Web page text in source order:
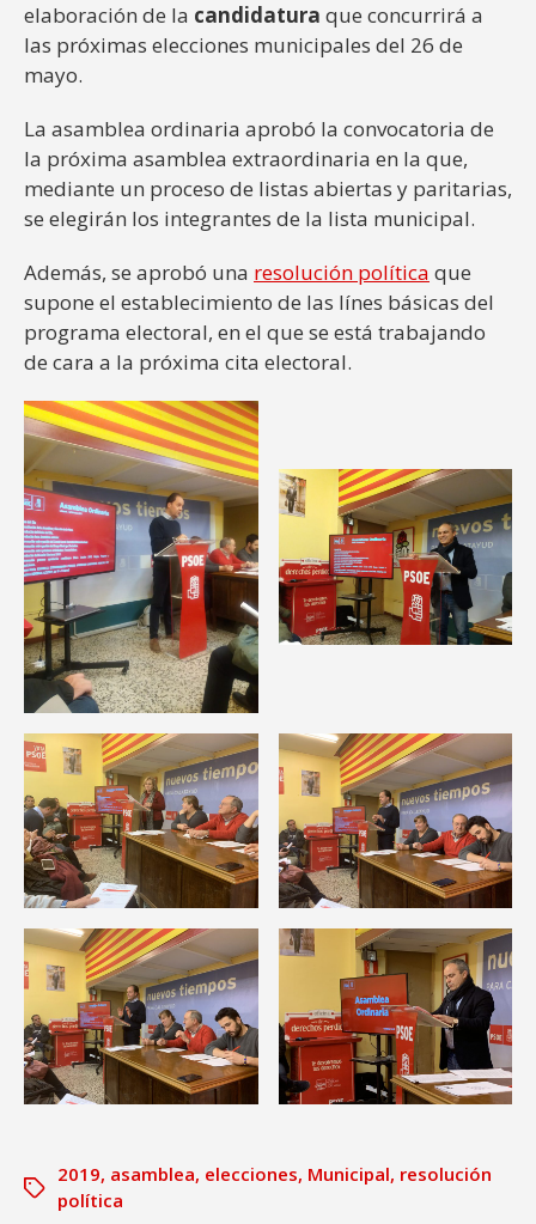
elaboración de la candidatura que concurrirá a
las próximas elecciones municipales del 26 de
mayo.
La asamblea ordinaria aprobó la convocatoria de
la próxima asamblea extraordinaria en la que,
mediante un proceso de listas abiertas y paritarias,
se elegirán los integrantes de la lista municipal.
Además, se aprobó una resolución política que
supone el establecimiento de las línes básicas del
programa electoral, en el que se está trabajando
de cara a la próxima cita electoral.
2019, asamblea, elecciones, Municipal, resolución
política